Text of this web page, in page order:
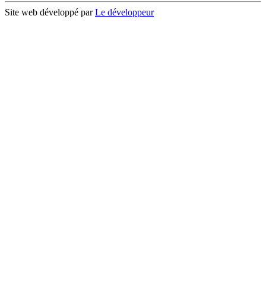
Site web développé parLe développeur